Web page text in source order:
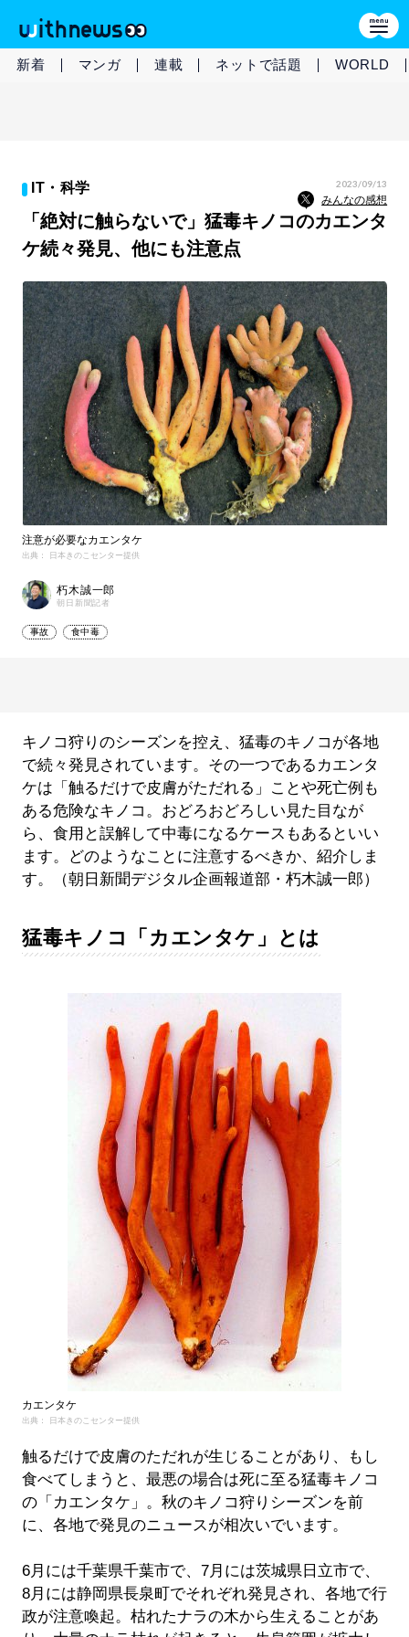
新着 マンガ 連載 ネットで話題 WORLD
IT・科学 2023/09/13
みんなの感想
「絶対に触らないで」猛毒キノコのカエンタ
ケ続々発見、他にも注意点
注意が必要なカエンタケ
出典： 日本きのこセンター提供
朽木誠一郎
朝日新聞記者
事故 食中毒
キノコ狩りのシーズンを控え、猛毒のキノコが各地
で続々発見されています。その一つであるカエンタ
ケは「触るだけで皮膚がただれる」ことや死亡例も
ある危険なキノコ。おどろおどろしい見た目なが
ら、食用と誤解して中毒になるケースもあるといい
ます。どのようなことに注意するべきか、紹介しま
す。（朝日新聞デジタル企画報道部・朽木誠一郎）
猛毒キノコ「カエンタケ」とは
カエンタケ
出典： 日本きのこセンター提供
触るだけで皮膚のただれが生じることがあり、もし
食べてしまうと、最悪の場合は死に至る猛毒キノコ
の「カエンタケ」。秋のキノコ狩りシーズンを前
に、各地で発見のニュースが相次いでいます。
6月には千葉県千葉市で、7月には茨城県日立市で、
8月には静岡県長泉町でそれぞれ発見され、各地で行
政が注意喚起。枯れたナラの木から生えることがあ